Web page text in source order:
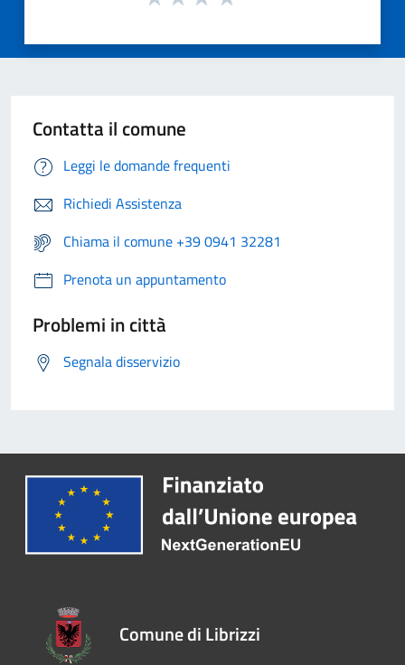
Contatta il comune
Leggi le domande frequenti
Richiedi Assistenza
Chiama il comune +39 0941 32281
Prenota un appuntamento
Problemi in città
Segnala disservizio
Comune di Librizzi